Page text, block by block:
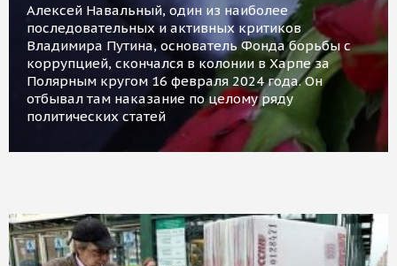
Алексей Навальный, один из наиболее
последовательных и активных критиков
Владимира Путина, основатель Фонда борьбы с
коррупцией, скончался в колонии в Харпе за
Полярным кругом 16 февраля 2024 года. Он
отбывал там наказание по целому ряду
политических статей